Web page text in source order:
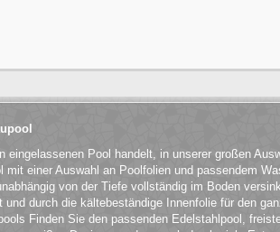
Pool handelt, in unserer großen
einer Auswahl an Poolfolien und passendem
von der Tiefe vollständig im Boden
durch die kältebeständige Innenfolie für den
Finden Sie den passenden Edelstahlpool,